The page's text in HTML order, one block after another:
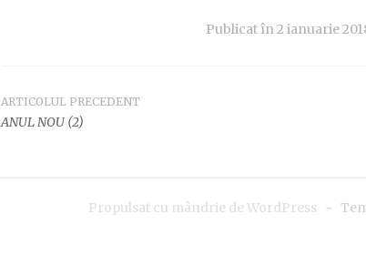
Publicat în2 ianuarie
Navigare
articole
ARTICOLUL PRECEDENT
ANUL NOU (2)
Propulsat cu mândrie de WordPress ~